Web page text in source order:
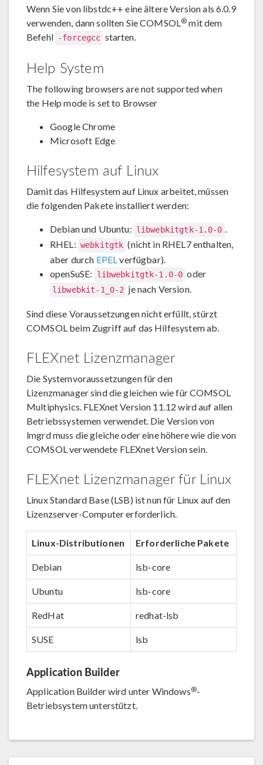
Wenn Sie von libstdc++ eine ältere Version als 6.0.9
verwenden, dann sollten Sie COMSOL® mit dem
Befehl -forcegcc starten.
Help System
The following browsers are not supported when
the Help mode is set to Browser
Google Chrome
Microsoft Edge
Hilfesystem auf Linux
Damit das Hilfesystem auf Linux arbeitet, müssen
die folgenden Pakete installiert werden:
Debian und Ubuntu: libwebkitgtk-1.0-0 .
RHEL: webkitgtk (nicht in RHEL7 enthalten,
aber durch EPELverfügbar).
openSuSE:
libwebkitgtk-1.0-0 oder
libwebkit-1_0-2 je nach Version.
Sind diese Voraussetzungen nicht erfüllt, stürzt
COMSOL beim Zugriff auf das Hilfesystem ab.
FLEXnet Lizenzmanager
Die Systemvoraussetzungen für den
Lizenzmanager sind die gleichen wie für COMSOL
Multiphysics. FLEXnet Version 11.12 wird auf allen
Betriebssystemen verwendet. Die Version von
lmgrd muss die gleiche oder eine höhere wie die von
COMSOL verwendete FLEXnet Version sein.
FLEXnet Lizenzmanager für Linux
Linux Standard Base (LSB) ist nun für Linux auf den
Lizenzserver-Computer erforderlich.
Linux-Distributionen Erforderliche Pakete
Debian lsb-core
Ubuntu lsb-core
RedHat redhat-lsb
SUSE lsb
Application Builder
Application Builder wird unter Windows®-
Betriebsystem unterstützt.